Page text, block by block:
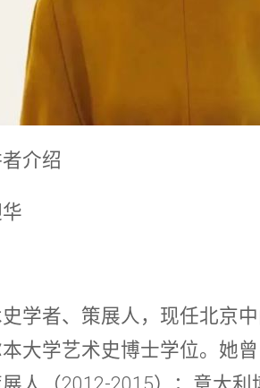
介绍
学者、策展人，现任北京
大学艺术史博士学位。她